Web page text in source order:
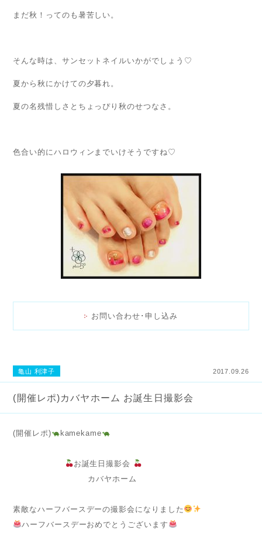
まだ秋！ってのも暑苦しい。
そんな時は、サンセットネイルいかがでしょう♡
夏から秋にかけての夕暮れ。
夏の名残惜しさとちょっぴり秋のせつなさ。
色合い的にハロウィンまでいけそうですね♡
お問い合わせ･申し込み
亀山 利津子 2017.09.26
(開催レポ)カバヤホーム お誕生日撮影会
(開催レポ) kamekame
お誕生日撮影会
カバヤホーム
素敵なハーフバースデーの撮影会になりました
ハーフバースデーおめでとうございます